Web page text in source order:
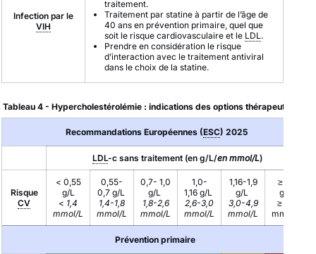
Infection par le
VIH
traitement.
Traitement par statine à partir de l’âge de
40 ans en prévention primaire, quel que
soit le risque cardiovasculaire et le LDL.
Prendre en considération le risque
d’interaction avec le traitement antiviral
dans le choix de la statine.
Tableau 4 - Hypercholestérolémie : indications des options thérapeutiques
Recommandations Européennes (ESC) 2025​
LDL-c sans traitement (en g/L/en mmol/L)
Risque
CV
< 0,55
g/L
< 1,4
mmol/L
0,55-
0,7 g/L
1,4-1,8
mmol/L
0,7- 1,0
g/L
1,8-2,6
mmol/L
1,0-
1,16 g/L
2,6-3,0
mmol/L
1,16-1,9
g/L
3,0-4,9
mmol/L
≥ 1,9
g/L
≥ 4,9
mmol/L
Prévention primaire